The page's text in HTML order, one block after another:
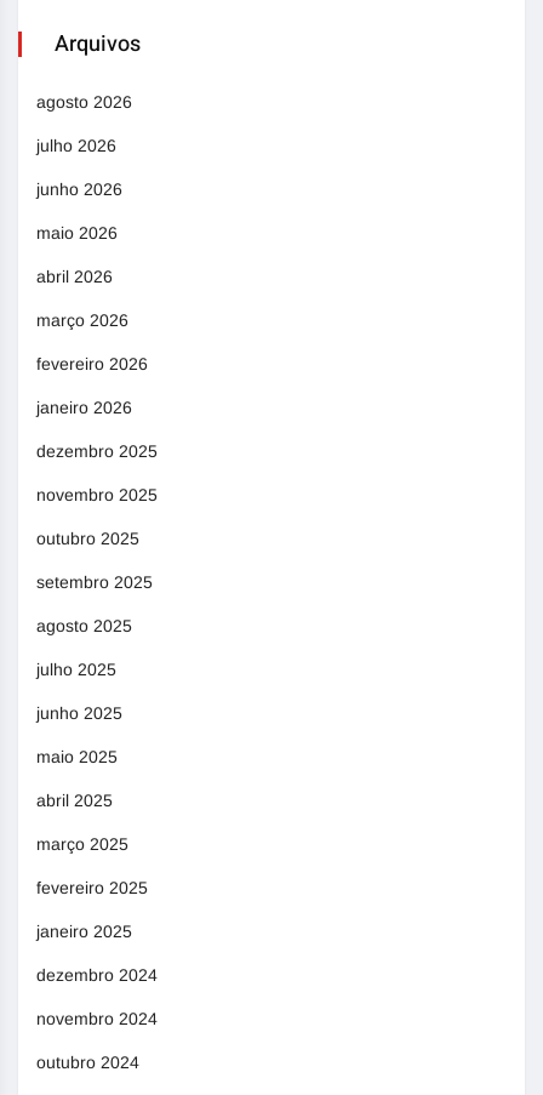
Arquivos
agosto 2026
julho 2026
junho 2026
maio 2026
abril 2026
março 2026
fevereiro 2026
janeiro 2026
dezembro 2025
novembro 2025
outubro 2025
setembro 2025
agosto 2025
julho 2025
junho 2025
maio 2025
abril 2025
março 2025
fevereiro 2025
janeiro 2025
dezembro 2024
novembro 2024
outubro 2024